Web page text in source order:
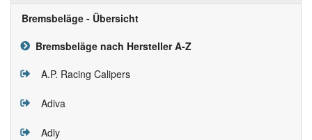
Bremsbeläge - Übersicht
Bremsbeläge nach Hersteller A-Z
A.P. Racing Calipers
Adiva
Adly